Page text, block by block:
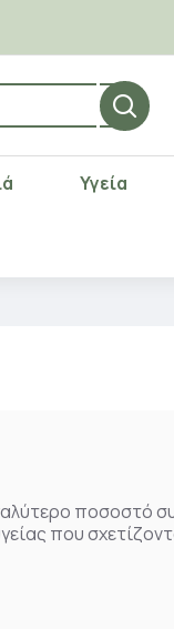
Υγεία
ποσοστό
που